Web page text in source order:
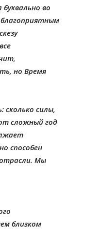
во
но Время
сколько силы,
сложный год
способен
Мы
близком